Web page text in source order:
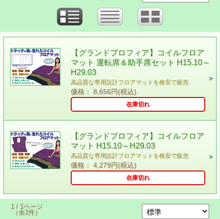
【グランドプロフィア】コイルフロア
マット 運転席＆助手席セット H15.10～
H29.03
高品質な専用設計フロアマットを格安で販売
価格： 8,656円(税込)
在庫切れ
【グランドプロフィア】コイルフロア
マット H15.10～H29.03
高品質な専用設計フロアマットを格安で販売
価格： 4,279円(税込)
在庫切れ
1 / 1ページ
（全2件）